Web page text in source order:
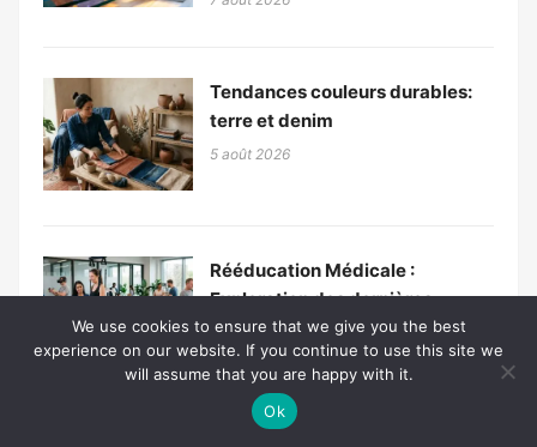
Tendances couleurs durables:
terre et denim
5 août 2026
Rééducation Médicale :
Exploration des dernières
innovations et progrès
révolutionnaires
4 août 2026
We use cookies to ensure that we give you the best
experience on our website. If you continue to use this site we
will assume that you are happy with it.
Ok